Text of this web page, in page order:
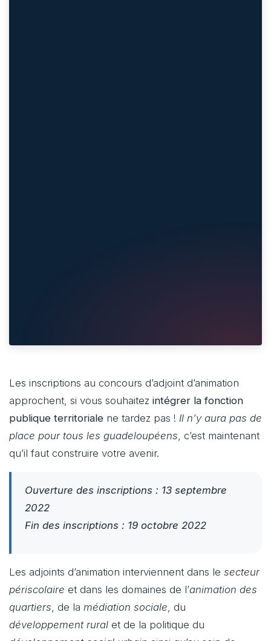
Les inscriptions au concours d’adjoint d’animation
approchent, si vous souhaitez intégrer la fonction
publique territoriale ne tardez pas ! Il n’y aura pas de
place pour tous les guadeloupéens , c’est maintenant
qu’il faut construire votre avenir.
Ouverture des inscriptions : 13 septembre
2022
Fin des inscriptions : 19 octobre 2022
Les adjoints d’animation interviennent dans le secteur
périscolaire et dans les domaines de l’animation des
quartiers , de la médiation sociale , du
développement rural et de la politique du